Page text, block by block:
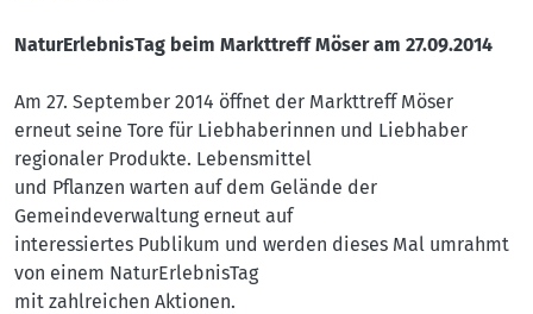
NaturErlebnisTag beim Markttreff Möser am 27.09.2014
Am 27. September 2014 öffnet der Markttreff Möser
erneut seine Tore für Liebhaberinnen und Liebhaber
regionaler Produkte. Lebensmittel
und Pflanzen warten auf dem Gelände der
Gemeindeverwaltung erneut auf
interessiertes Publikum und werden dieses Mal umrahmt
von einem NaturErlebnisTag
mit zahlreichen Aktionen.